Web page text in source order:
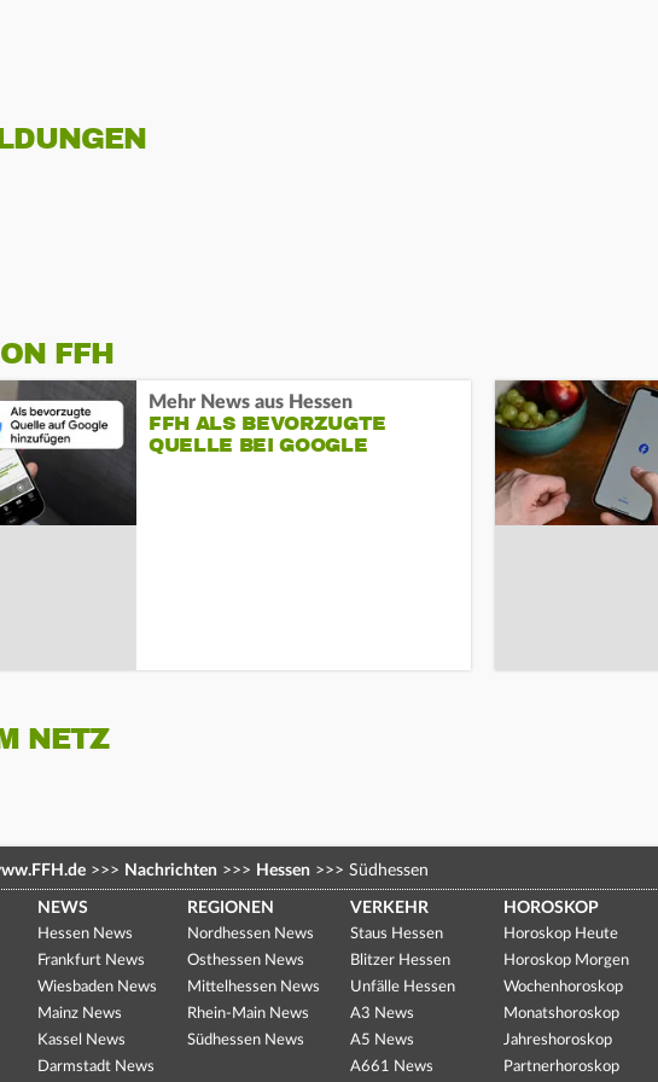
FFH
Mehr News aus Hessen
FFH ALS BEVORZUGTE
QUELLE BEI GOOGLE
NETZ
>>> Nachrichten >>> Hessen >>> Südhessen
NEWS
Hessen News
Frankfurt News
Wiesbaden News
Mainz News
Kassel News
Darmstadt News
REGIONEN
Nordhessen News
Osthessen News
Mittelhessen News
Rhein-Main News
Südhessen News
VERKEHR
Staus Hessen
Blitzer Hessen
Unfälle Hessen
A3 News
A5 News
A661 News
HOROSKOP
Horoskop Heute
Horoskop Morgen
Wochenhoroskop
Monatshoroskop
Jahreshoroskop
Partnerhoroskop